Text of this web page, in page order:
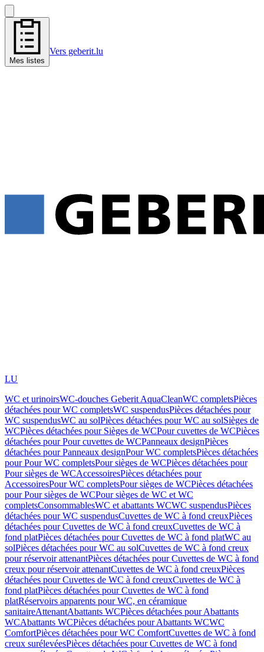
Mes listes
Vers geberit.lu
LU
WC et urinoirsWC-douches Geberit AquaCleanWC completsPièces
détachées pour WC completsWC suspendusPièces détachées pour
WC suspendusWC au solPièces détachées pour WC au solSièges de
WCPièces détachées pour Sièges de WCPour cuvettes de WCPièces
détachées pour Pour cuvettes de WCPanneaux designPièces
détachées pour Panneaux designPour WC completsPièces détachées
pour Pour WC completsPour sièges de WCPièces détachées pour
Pour sièges de WCAccessoiresPièces détachées pour
AccessoiresPour WC completsPour sièges de WCPièces détachées
pour Pour sièges de WCPour sièges de WC et WC
completsConsommablesWC et abattants WCWC suspendusPièces
détachées pour WC suspendusCuvettes de WC à fond creuxPièces
détachées pour Cuvettes de WC à fond creuxCuvettes de WC à
fond platPièces détachées pour Cuvettes de WC à fond platWC au
solPièces détachées pour WC au solCuvettes de WC à fond creux
pour réservoir attenantPièces détachées pour Cuvettes de WC à fond
creux pour réservoir attenantCuvettes de WC à fond creuxPièces
détachées pour Cuvettes de WC à fond creuxCuvettes de WC à
fond platPièces détachées pour Cuvettes de WC à fond
platRéservoirs apparents pour WC, en céramique
sanitaireAttenantAbattants WCPièces détachées pour Abattants
WCAbattants WCPièces détachées pour Abattants WCWC
ComfortPièces détachées pour WC ComfortCuvettes de WC à fond
creux surélevéesPièces détachées pour Cuvettes de WC à fond